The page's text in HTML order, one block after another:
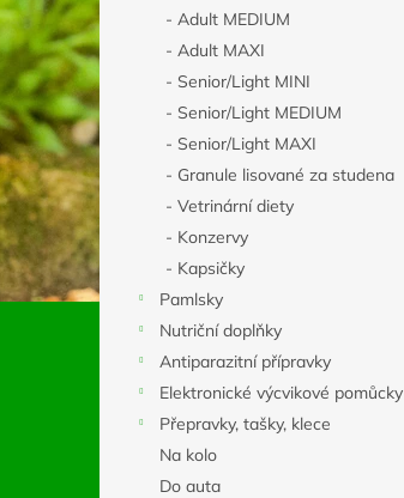
e
l
- Adult MEDIUM
- Adult MAXI
- Senior/Light MINI
- Senior/Light MEDIUM
- Senior/Light MAXI
- Granule lisované za studena
- Vetrinární diety
- Konzervy
- Kapsičky
Pamlsky
Nutriční doplňky
Antiparazitní přípravky
Elektronické výcvikové pomůcky
Přepravky, tašky, klece
Na kolo
Do auta